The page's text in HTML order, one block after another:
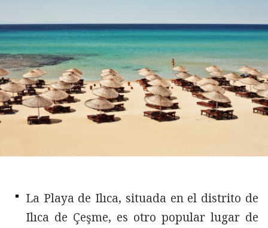
La Playa de Ilıca, situada en el distrito de
Ilıca de Çeşme, es otro popular lugar de